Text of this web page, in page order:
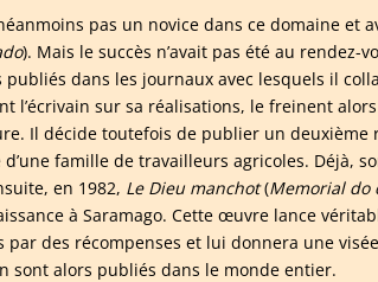
pas un novice dans ce domaine
). Mais le succès n’avait pas été au rendez-
publiés dans les journaux avec lesquels il
l’écrivain sur sa réalisations, le freinent
Il décide toutefois de publier un deuxième
famille de travailleurs agricoles. Déjà,
en 1982, Le Dieu manchot(Memorial do
à Saramago. Cette œuvre lance
par des récompenses et lui donnera une
sont alors publiés dans le monde entier.